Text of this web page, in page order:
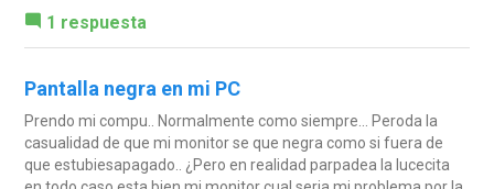
1 respuesta
Pantalla negra en mi PC
Prendo mi compu.. Normalmente como siempre... Peroda la
casualidad de que mi monitor se que negra como si fuera de
que estubiesapagado.. ¿Pero en realidad parpadea la lucecita